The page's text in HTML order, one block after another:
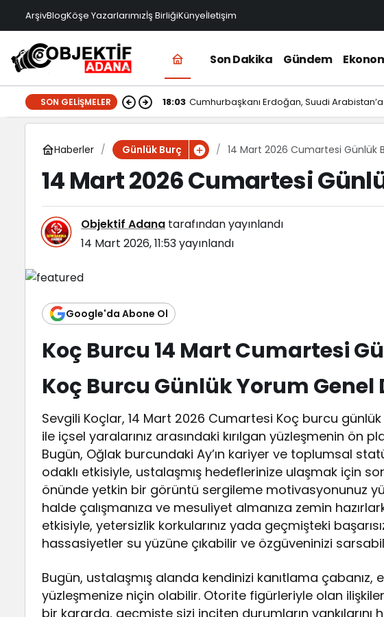
ArşivBlogKöşe Yazarlarımızİş BirliğiKünyeİletişim
Son Dakika Gündem
SON GELIŞMELER 18:03 Cumhurbaşkanı Erdoğan, Suudi
Haberler Günlük Burç 14 Mart 2026 Cumartesi Günlük
14 Mart 2026 Cumartesi
Objektif Adana tarafından yayınlandı
14 Mart 2026, 11:53yayınlandı
Google'da Abone Ol
Koç Burcu 14 Mart Cumartesi
Koç Burcu Günlük Yorum Genel
Sevgili Koçlar, 14 Mart 2026 Cumartesi Koç burcu
ile içsel yaralarınız arasındaki kırılgan yüzleşmenin ön
Bugün, Oğlak burcundaki Ay’ın kariyer ve toplumsal
odaklı etkisiyle, ustalaşmış hedeflerinize ulaşmak için
önünde yetkin bir görüntü sergileme motivasyonunuz
halde çalışmanıza ve mesuliyet almanıza zemin
etkisiyle, yetersizlik korkularınız yada geçmişteki
hassasiyetler su yüzüne çıkabilir ve özgüveninizi
Bugün, ustalaşmış alanda kendinizi kanıtlama çabanız,
yüzleşmenize niçin olabilir. Otorite figürleriyle olan
bir kararda, geçmişte sizi inciten durumların yankılarını